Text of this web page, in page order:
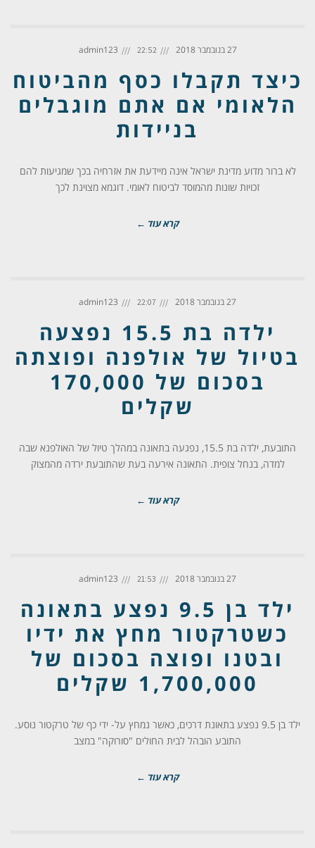
27 בנובמבר 2018 22:52
admin123
כיצד תקבלו כסף מהביטוח
הלאומי אם אתם מוגבלים
בניידות
לא ברור מדוע מדינת ישראל אינה מיידעת את אזרחיה בכך שמגיעות להם
זכויות שונות מהמוסד לביטוח לאומי. דוגמא מצוינת לכך
קרא עוד ←
27 בנובמבר 2018 22:07
admin123
ילדה בת 15.5 נפצעה
בטיול של אולפנה ופוצתה
בסכום של 170,000
שקלים
התובעת, ילדה בת 15.5, נפגעה בתאונה במהלך טיול של האולפנא שבה
למדה, בנחל צופית. התאונה אירעה בעת שהתובעת ירדה מהמצוק
קרא עוד ←
27 בנובמבר 2018 21:53
admin123
ילד בן 9.5 נפצע בתאונה
כשטרקטור מחץ את ידיו
ובטנו ופוצה בסכום של
1,700,000 שקלים
ילד בן 9.5 נפצע בתאונת דרכים, כאשר נמחץ על- ידי כף של טרקטור נוסע.
התובע הובהל לבית החולים "סורוקה" במצב
קרא עוד ←